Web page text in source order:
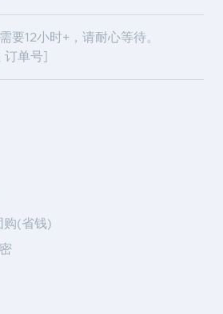
要12小时+，请耐心等待。
单号]
购(省钱)